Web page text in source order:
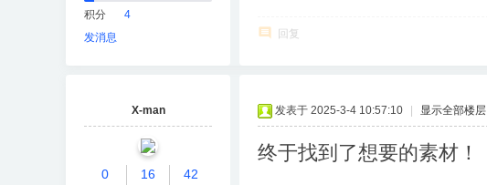
积分
4
发消息
回复
X-man
0 16 42
发表于 2025-3-4 10:57:10 显示全部楼层
终于找到了想要的素材！